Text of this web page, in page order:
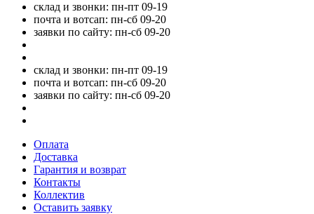
склад и звонки: пн-пт 09-19
почта и вотсап: пн-сб 09-20
заявки по сайту: пн-сб 09-20
склад и звонки: пн-пт 09-19
почта и вотсап: пн-сб 09-20
заявки по сайту: пн-сб 09-20
Оплата
Доставка
Гарантия и возврат
Контакты
Коллектив
Оставить заявку